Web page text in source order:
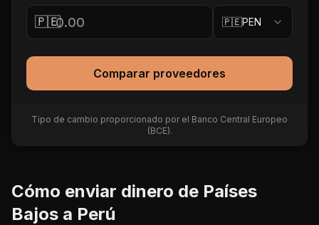
🇵🇪 🇵🇪PEN
Comparar proveedores
Tipo de cambio proporcionado por el Banco Central Europeo
(BCE).
Cómo enviar dinero de Países
Bajos a Perú